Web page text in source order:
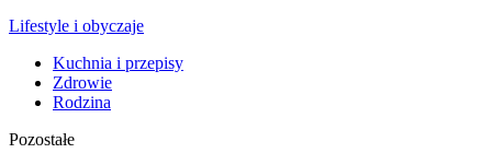
Lifestyle i obyczaje
Kuchnia i przepisy
Zdrowie
Rodzina
Pozostałe